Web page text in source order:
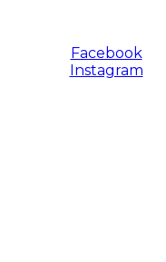
Facebook
Instagram